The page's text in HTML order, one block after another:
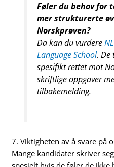
Føler du behov for
mer strukturerte
Norskprøven?
Da kan du vurdere
Language School. De
spesifikt rettet mot
skriftlige oppgaver
tilbakemelding.
7. Viktigheten av å svare på
Mange kandidater skriver